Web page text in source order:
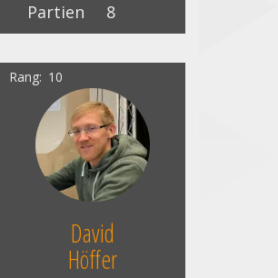
Partien
8
Rang 10
David
Höffer